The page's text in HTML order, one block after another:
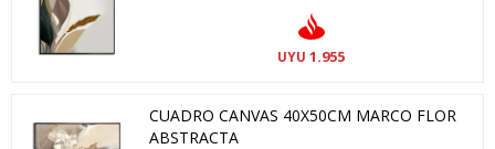
UYU 1.955
CUADRO CANVAS 40X50CM MARCO FLOR
ABSTRACTA